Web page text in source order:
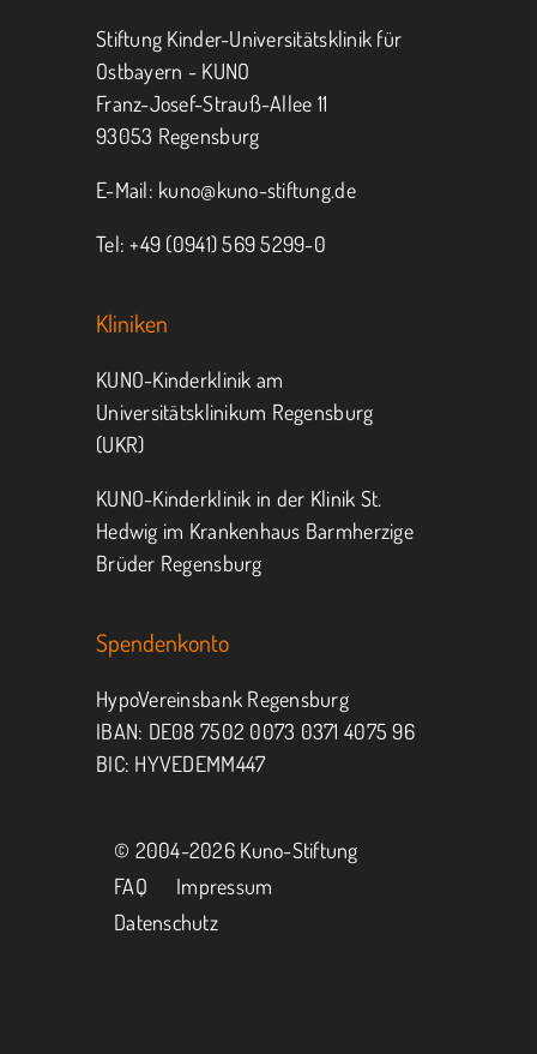
Jeder kann helfen.
MITMACHEN SPENDEN
Stiftung Kinder-Universitätsklinik für
Ostbayern - KUNO
Franz-Josef-Strauß-Allee 11
93053 Regensburg
E-Mail: kuno@kuno-stiftung.de
Tel: +49 (0941) 569 5299-0
Kliniken
KUNO-Kinderklinik am
Universitätsklinikum Regensburg
(UKR)
KUNO-Kinderklinik in der Klinik St.
Hedwig im Krankenhaus Barmherzige
Brüder Regensburg
Spendenkonto
HypoVereinsbank Regensburg
IBAN: DE08 7502 0073 0371 4075 96
BIC: HYVEDEMM447
© 2004-2026 Kuno-Stiftung
FAQ
Impressum
Datenschutz